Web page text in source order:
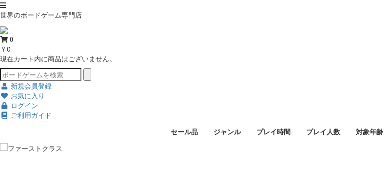
世界のボードゲーム専門店
0
￥0
現在カート内に商品はございません。
新規会員登録
お気に入り
ログイン
ご利用ガイド
セール品
ジャンル プレイ時間 プレイ人数 対象年齢